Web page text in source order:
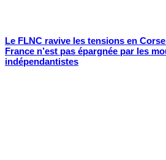
Le FLNC ravive les tensions en
France n’est pas épargnée par les
indépendantistes